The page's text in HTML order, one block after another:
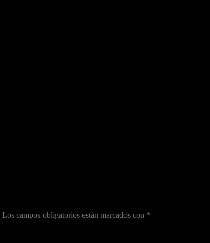
Los campos obligatorios están marcados con *